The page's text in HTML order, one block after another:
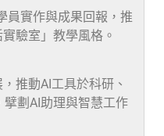
員實作與成果回報，推
驗室」教學風格。
推動AI工具於科研、
劃AI助理與智慧工作